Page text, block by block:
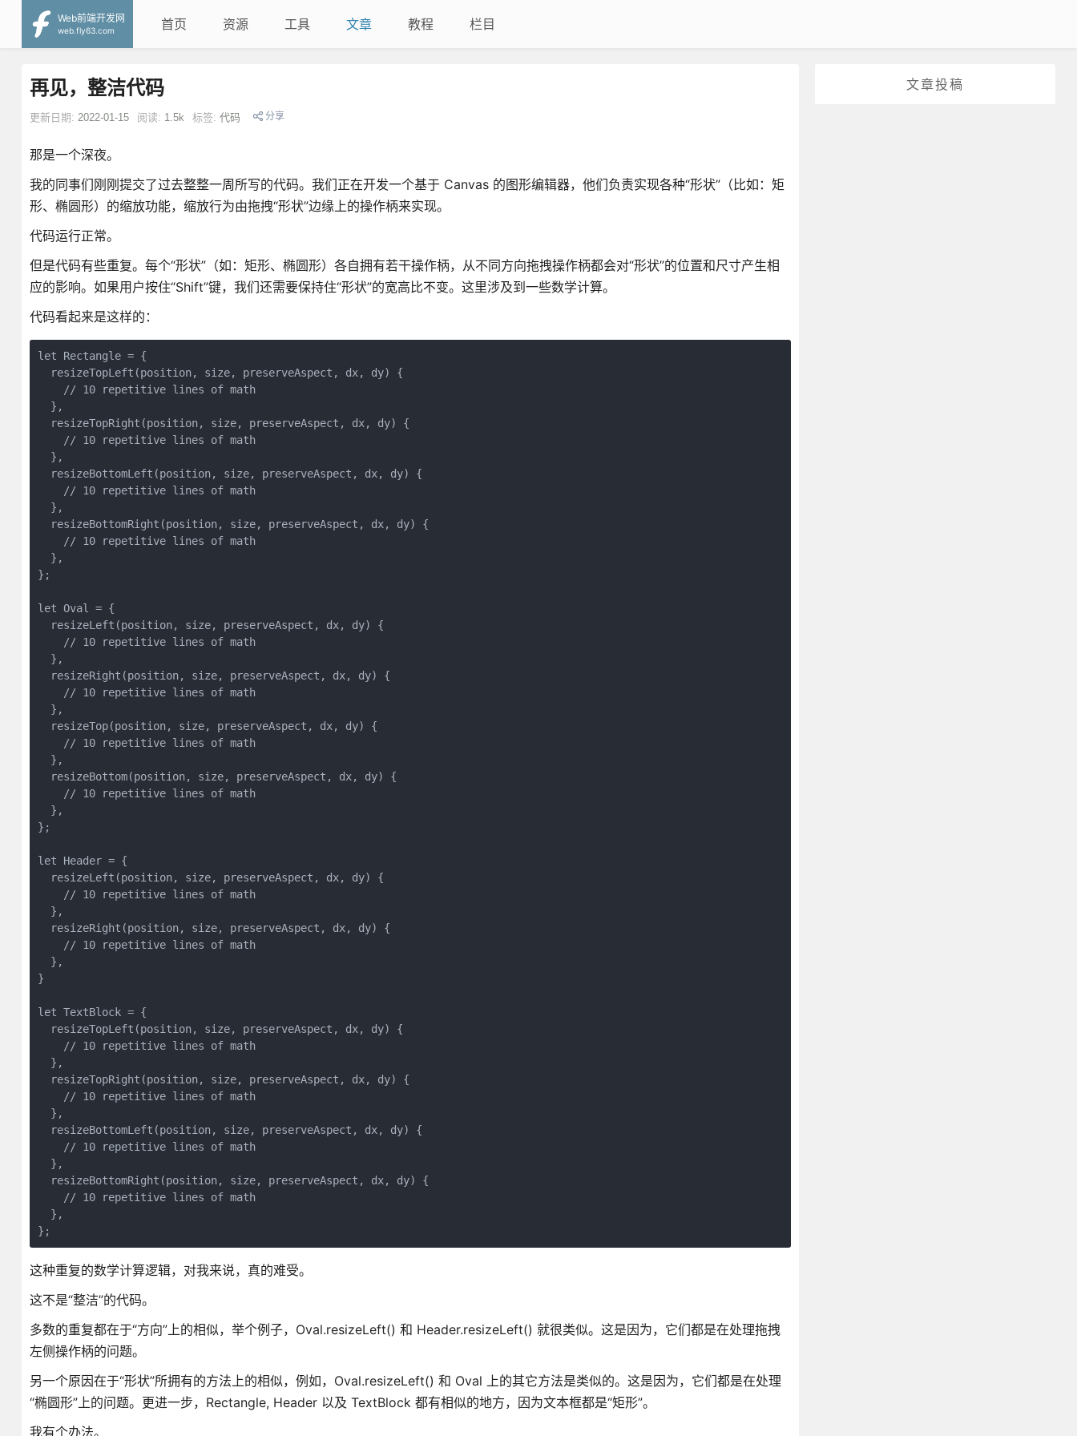
Web前端开发网
web.fly63.com
首页 资源 工具 文章 教程 栏目
文章投稿
再见，整洁代码
更新日期: 2022-01-15 阅读: 1.5k 标签: 代码 分享
那是一个深夜。
我的同事们刚刚提交了过去整整一周所写的代码。我们正在开发一个基于 Canvas 的图形编辑器，他们负责实现各种“形状”（比如：矩
形、椭圆形）的缩放功能，缩放行为由拖拽“形状”边缘上的操作柄来实现。
代码运行正常。
但是代码有些重复。每个“形状”（如：矩形、椭圆形）各自拥有若干操作柄，从不同方向拖拽操作柄都会对“形状”的位置和尺寸产生相
应的影响。如果用户按住“Shift”键，我们还需要保持住“形状”的宽高比不变。这里涉及到一些数学计算。
代码看起来是这样的：
let Rectangle = {
  resizeTopLeft(position, size, preserveAspect, dx, dy) {
    // 10 repetitive lines of math
  },
  resizeTopRight(position, size, preserveAspect, dx, dy) {
    // 10 repetitive lines of math
  },
  resizeBottomLeft(position, size, preserveAspect, dx, dy) {
    // 10 repetitive lines of math
  },
  resizeBottomRight(position, size, preserveAspect, dx, dy) {
    // 10 repetitive lines of math
  },
};
let Oval = {
  resizeLeft(position, size, preserveAspect, dx, dy) {
    // 10 repetitive lines of math
  },
  resizeRight(position, size, preserveAspect, dx, dy) {
    // 10 repetitive lines of math
  },
  resizeTop(position, size, preserveAspect, dx, dy) {
    // 10 repetitive lines of math
  },
  resizeBottom(position, size, preserveAspect, dx, dy) {
    // 10 repetitive lines of math
  },
};
let Header = {
  resizeLeft(position, size, preserveAspect, dx, dy) {
    // 10 repetitive lines of math
  },
  resizeRight(position, size, preserveAspect, dx, dy) {
    // 10 repetitive lines of math
  },
}
let TextBlock = {
  resizeTopLeft(position, size, preserveAspect, dx, dy) {
    // 10 repetitive lines of math
  },
  resizeTopRight(position, size, preserveAspect, dx, dy) {
    // 10 repetitive lines of math
  },
  resizeBottomLeft(position, size, preserveAspect, dx, dy) {
    // 10 repetitive lines of math
  },
  resizeBottomRight(position, size, preserveAspect, dx, dy) {
    // 10 repetitive lines of math
  },
};
这种重复的数学计算逻辑，对我来说，真的难受。
这不是“整洁”的代码。
多数的重复都在于“方向”上的相似，举个例子，Oval.resizeLeft() 和 Header.resizeLeft() 就很类似。这是因为，它们都是在处理拖拽
左侧操作柄的问题。
另一个原因在于“形状”所拥有的方法上的相似，例如，Oval.resizeLeft() 和 Oval 上的其它方法是类似的。这是因为，它们都是在处理
“椭圆形”上的问题。更进一步，Rectangle, Header 以及 TextBlock 都有相似的地方，因为文本框都是“矩形”。
我有个办法。